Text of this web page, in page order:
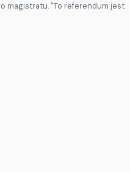
magistratu. "To referendum jest